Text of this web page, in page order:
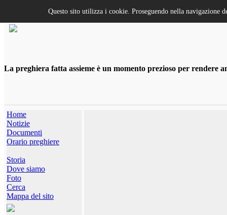
La preghiera fatta assieme è un momento prezioso per rendere
Home
Notizie
Documenti
Orario preghiere
Storia
Dove siamo
Foto
Cerca
Mappa del sito
Questo sito utilizza i cookie. Proseguendo nella navigazione